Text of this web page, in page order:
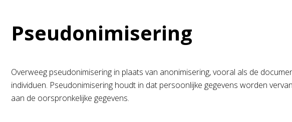
Pseudonimisering
Overweeg pseudonimisering in plaats van anonimisering, vooral als de
individuen. Pseudonimisering houdt in dat persoonlijke gegevens worden
aan de oorspronkelijke gegevens.